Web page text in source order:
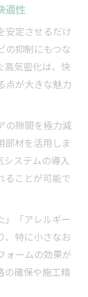
適性
安定させるだけ
の抑制にもつな
高気密化は、快
点が大きな魅力
の隙間を極力減
部材を活用しま
ステムの導入
ることが可能で
」「アレルギー
、特に小さなお
ォームの効果が
の確保や施工精